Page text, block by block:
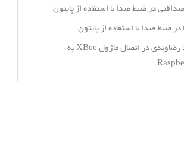
در ضبط صدا با استفاده از پایتون
در ضبط صدا با استفاده از پایتون
رضاوندی در
اتصال ماژول XBee به